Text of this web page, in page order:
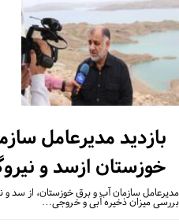
بازدید مدیرعامل
خوزستان ازسد و
سازمان آب و برق خوزستان، از سد و
میزان ذخیره آبی و خروجی…